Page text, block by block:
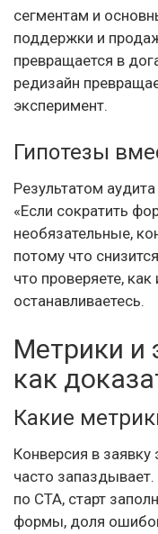
сегментам и
поддержки и
превращается в
редизайн
эксперимент.
Гипотезы
Результатом
«Если сократить
необязательные,
потому что
что проверяете,
останавливаетесь.
Метрики и
как
Какие
Конверсия в заявку
часто
по CTA, старт
формы, доля